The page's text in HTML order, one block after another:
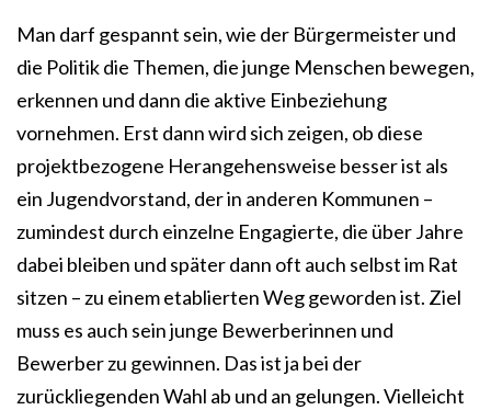
Man darf gespannt sein, wie der Bürgermeister und
die Politik die Themen, die junge Menschen bewegen,
erkennen und dann die aktive Einbeziehung
vornehmen. Erst dann wird sich zeigen, ob diese
projektbezogene Herangehensweise besser ist als
ein Jugendvorstand, der in anderen Kommunen –
zumindest durch einzelne Engagierte, die über Jahre
dabei bleiben und später dann oft auch selbst im Rat
sitzen – zu einem etablierten Weg geworden ist. Ziel
muss es auch sein junge Bewerberinnen und
Bewerber zu gewinnen. Das ist ja bei der
zurückliegenden Wahl ab und an gelungen. Vielleicht